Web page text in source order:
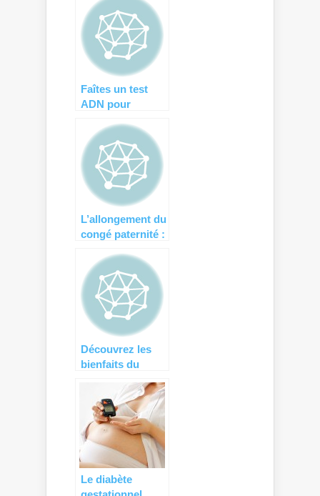
Faîtes un test
ADN pour
du bébé
L’allongement du
congé paternité :
vers la parité
homme-femme
Découvrez les
bienfaits du
Le diabète